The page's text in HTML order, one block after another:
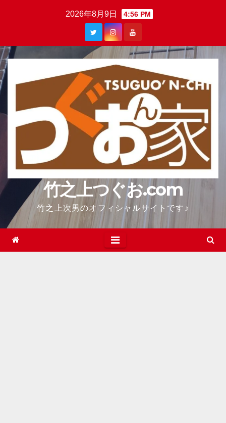
2026年8月9日 4:56 PM
竹之上つぐお.com
竹之上次男のオフィシャルサイトです♪